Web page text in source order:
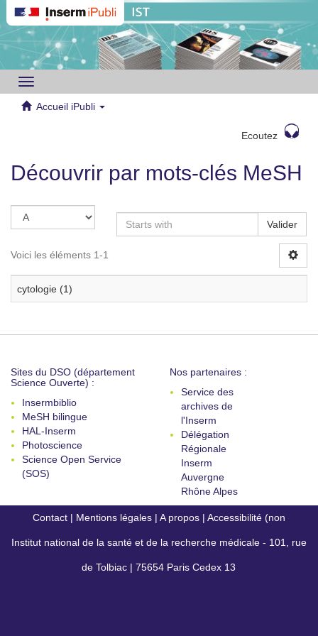
Toggle
navigation
Accueil iPubli
Ecoutez
Découvrir par mots-clés MeSH
Valider
Voici les éléments 1-1
cytologie (1)
Sites du DSO (département
Science Ouverte) :
Insermbiblio
MeSH bilingue
HAL-Inserm
Photoscience
Science Open Service
(SOS)
Nos partenaires :
Service des
archives de
l'Inserm
Délégation
Régionale
Inserm
Auvergne
Rhône Alpes
Contact | Mentions légales | A propos | Accessibilité (non
conforme)
Institut national de la santé et de la recherche médicale - 101, rue
de Tolbiac | 75654 Paris Cedex 13